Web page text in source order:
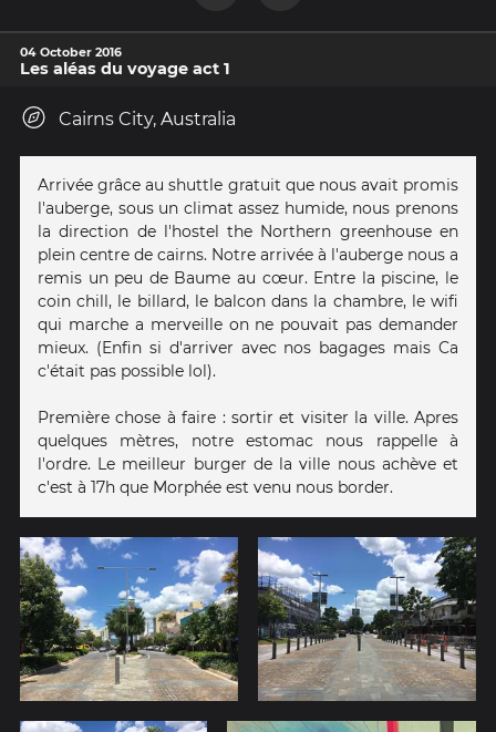
04 October 2016
Les aléas du voyage act 1
Cairns City, Australia
Arrivée grâce au shuttle gratuit que nous avait promis
l'auberge, sous un climat assez humide, nous prenons
la direction de l'hostel the Northern greenhouse en
plein centre de cairns. Notre arrivée à l'auberge nous a
remis un peu de Baume au cœur. Entre la piscine, le
coin chill, le billard, le balcon dans la chambre, le wifi
qui marche a merveille on ne pouvait pas demander
mieux. (Enfin si d'arriver avec nos bagages mais Ca
c'était pas possible lol).
Première chose à faire : sortir et visiter la ville. Apres
quelques mètres, notre estomac nous rappelle à
l'ordre. Le meilleur burger de la ville nous achève et
c'est à 17h que Morphée est venu nous border.